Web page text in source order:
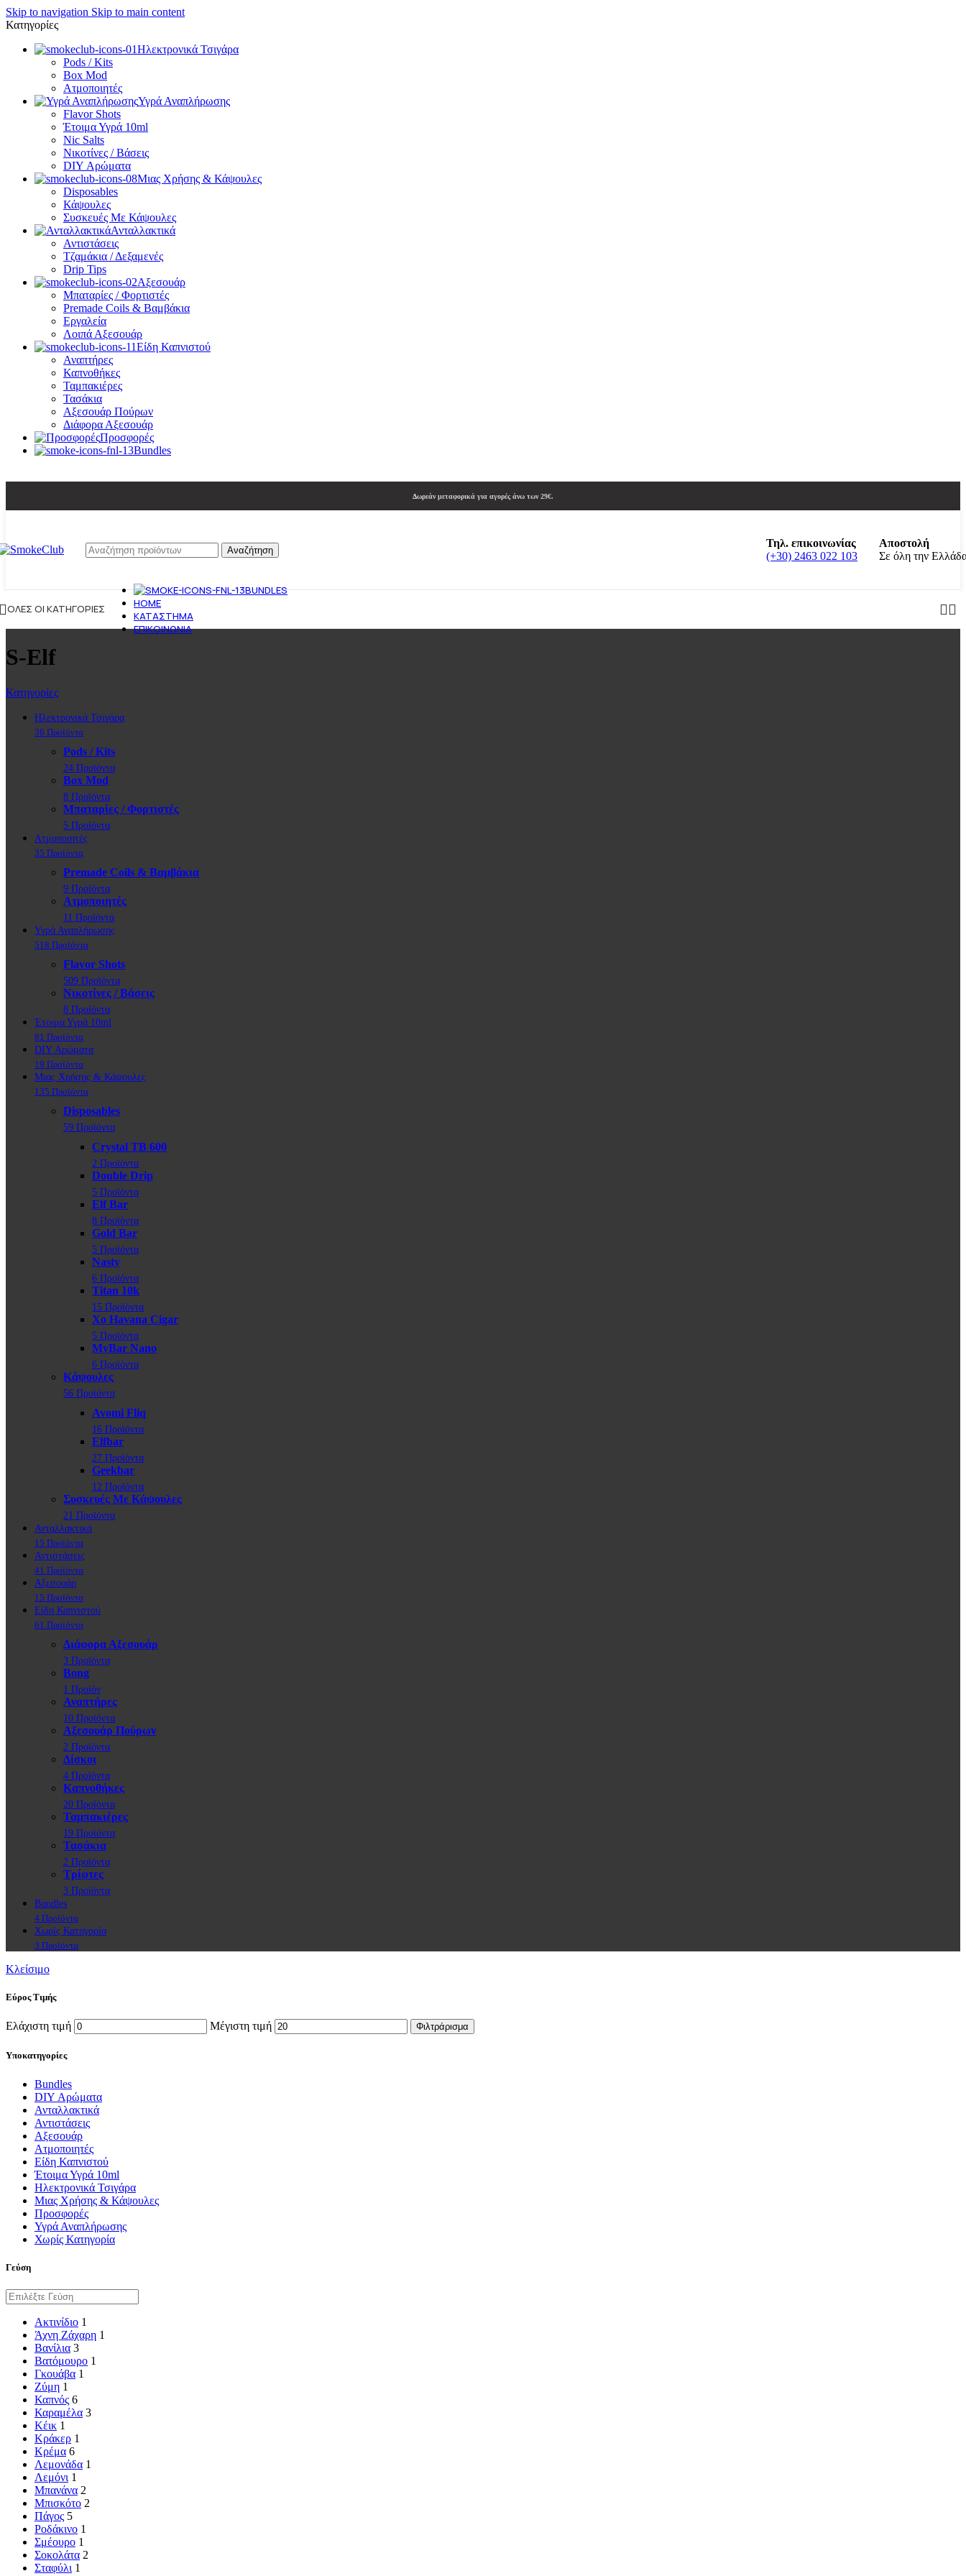
Skip to navigation Skip to main content
Κατηγορίες
Ηλεκτρονικά Τσιγάρα
Pods / Kits
Box Mod
Ατμοποιητές
Υγρά Αναπλήρωσης
Flavor Shots
Έτοιμα Υγρά 10ml
Nic Salts
Νικοτίνες / Βάσεις
DIY Αρώματα
Μιας Χρήσης & Κάψουλες
Disposables
Κάψουλες
Συσκευές Με Κάψουλες
Ανταλλακτικά
Αντιστάσεις
Τζαμάκια / Δεξαμενές
Drip Tips
Αξεσουάρ
Μπαταρίες / Φορτιστές
Premade Coils & Βαμβάκια
Εργαλεία
Λοιπά Αξεσουάρ
Είδη Καπνιστού
Αναπτήρες
Καπνοθήκες
Ταμπακιέρες
Τασάκια
Αξεσουάρ Πούρων
Διάφορα Αξεσουάρ
Προσφορές
Bundles
Δωρεάν μεταφορικά για αγορές άνω των 29€.
Αναζήτηση
Τηλ. επικοινωνίας
(+30) 2463 022 103
Αποστολή
Σε όλη την
ΌΛΕΣ ΟΙ ΚΑΤΗΓΟΡΊΕΣ
BUNDLES
HOME
ΚΑΤΆΣΤΗΜΑ
ΕΠΙΚΟΙΝΩΝΊΑ
S-Elf
Κατηγορίες
Ηλεκτρονικά Τσιγάρα
36 Προϊόντα
Pods / Kits
24 Προϊόντα
Box Mod
8 Προϊόντα
Μπαταρίες / Φορτιστές
5 Προϊόντα
Ατμοποιητές
35 Προϊόντα
Premade Coils & Βαμβάκια
9 Προϊόντα
Ατμοποιητές
11 Προϊόντα
Υγρά Αναπλήρωσης
518 Προϊόντα
Flavor Shots
509 Προϊόντα
Νικοτίνες / Βάσεις
8 Προϊόντα
Έτοιμα Υγρά 10ml
81 Προϊόντα
DIY Αρώματα
19 Προϊόντα
Μιας Χρήσης & Κάψουλες
135 Προϊόντα
Disposables
59 Προϊόντα
Crystal TB 600
2 Προϊόντα
Double Drip
5 Προϊόντα
Elf Bar
8 Προϊόντα
Gold Bar
5 Προϊόντα
Nasty
6 Προϊόντα
Titan 10k
15 Προϊόντα
Xo Havana Cigar
5 Προϊόντα
MyBar Nano
6 Προϊόντα
Κάψουλες
56 Προϊόντα
Avomi Fliq
16 Προϊόντα
Elfbar
27 Προϊόντα
Geekbar
12 Προϊόντα
Συσκευές Με Κάψουλες
21 Προϊόντα
Ανταλλακτικά
15 Προϊόντα
Αντιστάσεις
41 Προϊόντα
Αξεσουάρ
15 Προϊόντα
Είδη Καπνιστού
61 Προϊόντα
Διάφορα Αξεσουάρ
3 Προϊόντα
Bong
1 Προϊόν
Αναπτήρες
10 Προϊόντα
Αξεσουάρ Πούρων
2 Προϊόντα
Δίσκοι
4 Προϊόντα
Καπνοθήκες
20 Προϊόντα
Ταμπακιέρες
19 Προϊόντα
Τασάκια
2 Προϊόντα
Τρίφτες
3 Προϊόντα
Bundles
4 Προϊόντα
Χωρίς Κατηγορία
3 Προϊόντα
Κλείσιμο
Εύρος Τιμής
Ελάχιστη τιμή Μέγιστη τιμή Φιλτράρισμα
Υποκατηγορίες
Bundles
DIY Αρώματα
Ανταλλακτικά
Αντιστάσεις
Αξεσουάρ
Ατμοποιητές
Είδη Καπνιστού
Έτοιμα Υγρά 10ml
Ηλεκτρονικά Τσιγάρα
Μιας Χρήσης & Κάψουλες
Προσφορές
Υγρά Αναπλήρωσης
Χωρίς Κατηγορία
Γεύση
Ακτινίδιο 1
Άχνη Ζάχαρη 1
Βανίλια 3
Βατόμουρο 1
Γκουάβα 1
Ζύμη 1
Καπνός 6
Καραμέλα 3
Κέικ 1
Κράκερ 1
Κρέμα 6
Λεμονάδα 1
Λεμόνι 1
Μπανάνα 2
Μπισκότο 2
Πάγος 5
Ροδάκινο 1
Σμέουρο 1
Σοκολάτα 2
Σταφύλι 1